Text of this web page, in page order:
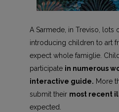
A Sarmede, in Treviso, lots
introducing children to art
expect whole famiglie.
participate in numerous
interactive guide. More
submit their most recent
expected.